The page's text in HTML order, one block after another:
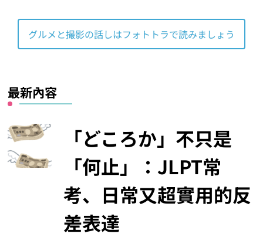
グルメと撮影の話しはフォトトラで読みましょう
最新內容
「どころか」不只是
「何止」：JLPT常
考、日常又超實用的反
差表達